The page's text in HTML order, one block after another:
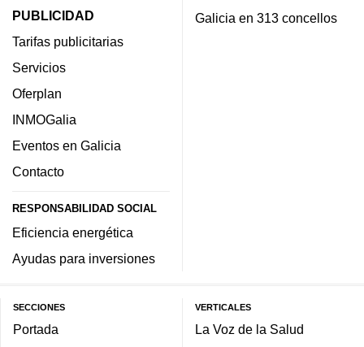
PUBLICIDAD
Tarifas publicitarias
Servicios
Oferplan
INMOGalia
Eventos en Galicia
Contacto
RESPONSABILIDAD SOCIAL
Eficiencia energética
Ayudas para inversiones
Galicia en 313 concellos
SECCIONES
Portada
VERTICALES
La Voz de la Salud